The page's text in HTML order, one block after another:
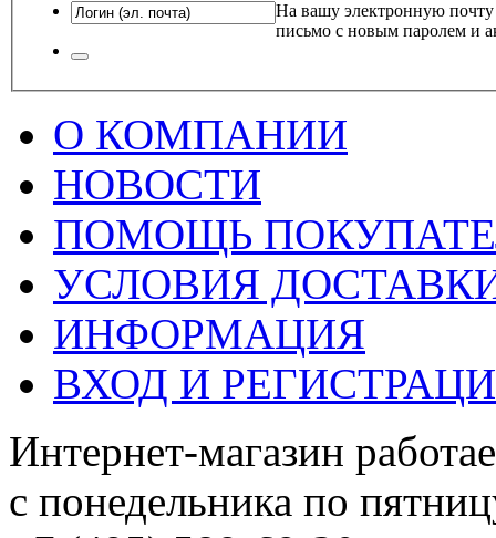
На вашу электронную почту
письмо с новым паролем и
О КОМПАНИИ
НОВОСТИ
ПОМОЩЬ
УСЛОВИЯ
ИНФОРМАЦИЯ
ВХОД И
Интернет-магазин
с понедельника по